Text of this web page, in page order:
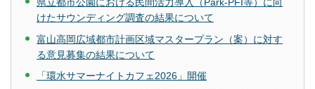
県立都市公園における民間活力導入（Park-PFI等）に向
けたサウンディング調査の結果について
富山高岡広域都市計画区域マスタープラン（案）に対す
る意見募集の結果について
「環水サマーナイトカフェ2026」開催